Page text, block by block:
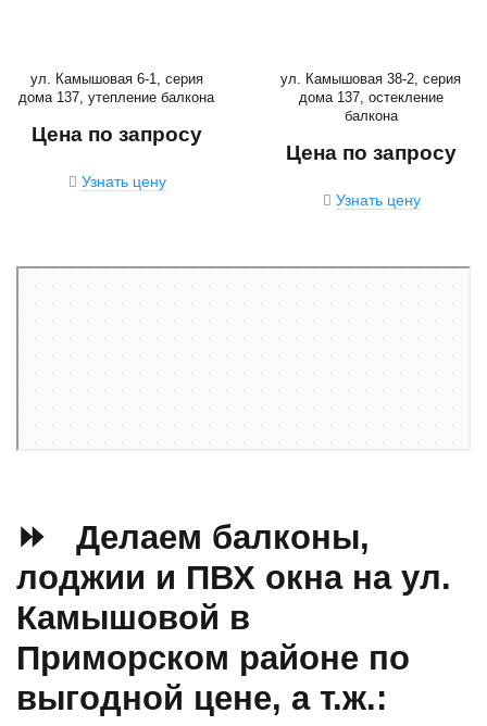
ул. Камышовая 6-1, серия
дома 137, утепление балкона
Цена по запросу
Узнать цену
ул. Камышовая 38-2, серия
дома 137, остекление
балкона
Цена по запросу
Узнать цену
⏩ Делаем балконы,
лоджии и ПВХ окна на ул.
Камышовой в
Приморском районе по
выгодной цене, а т.ж.: